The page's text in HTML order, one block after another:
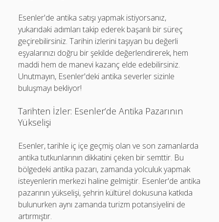
Esenler'de antika satışı yapmak istiyorsanız,
yukarıdaki adımları takip ederek başarılı bir süreç
geçirebilirsiniz. Tarihin izlerini taşıyan bu değerli
eşyalarınızı doğru bir şekilde değerlendirerek, hem
maddi hem de manevi kazanç elde edebilirsiniz.
Unutmayın, Esenler'deki antika severler sizinle
buluşmayı bekliyor!
Tarihten İzler: Esenler’de Antika Pazarının
Yükselişi
Esenler, tarihle iç içe geçmiş olan ve son zamanlarda
antika tutkunlarının dikkatini çeken bir semttir. Bu
bölgedeki antika pazarı, zamanda yolculuk yapmak
isteyenlerin merkezi haline gelmiştir. Esenler'de antika
pazarının yükselişi, şehrin kültürel dokusuna katkıda
bulunurken aynı zamanda turizm potansiyelini de
artırmıştır.